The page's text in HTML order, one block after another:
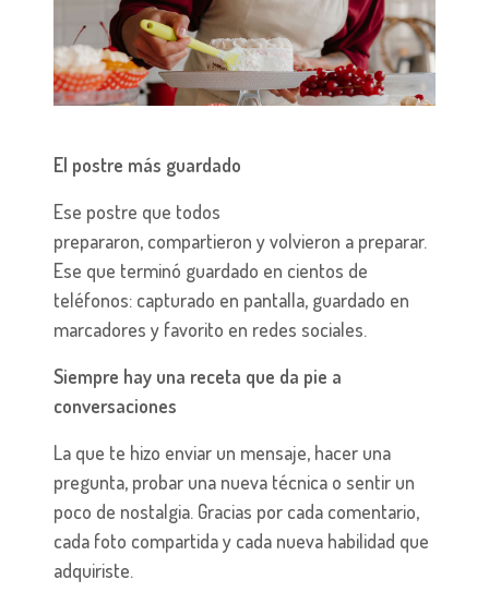
El postre más guardado
Ese postre que todos
prepararon, compartieron y volvieron a preparar.
Ese que terminó guardado en cientos de
teléfonos: capturado en pantalla, guardado en
marcadores y favorito en redes sociales.
Siempre hay una receta que da pie a
conversaciones
La que te hizo enviar un mensaje, hacer una
pregunta, probar una nueva técnica o sentir un
poco de nostalgia. Gracias por cada comentario,
cada foto compartida y cada nueva habilidad que
adquiriste.